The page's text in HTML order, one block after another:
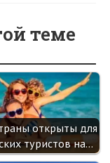
es
t
a
m
теме
открыты для
туристов на…